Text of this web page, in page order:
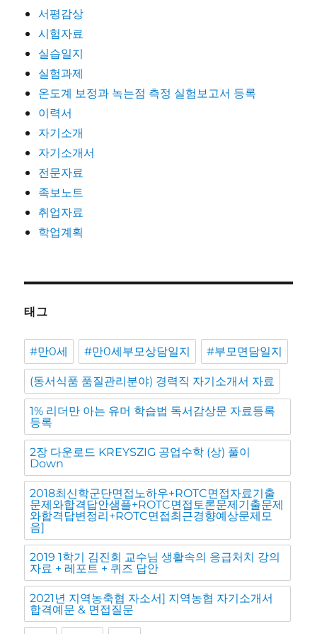
서평감상
시험자료
실습일지
실험과제
온도계 보정과 녹는점 측정 실험보고서 등록
이력서
자기소개
자기소개서
전문자료
족보노트
취업자료
학업계획
태그
#만0세 #만0세부모상담일지 #부모면담일지
(동서식품 품질관리분야) 경력직 자기소개서 자료
1% 리더만 아는 유머 학습법 독서감상문 자료등록
등록
2장 다운로드 KREYSZIG 공업수학 (상) 풀이
Down
2018최신학군단면접노하우+ROTC면접자료기출
문제와합격답안샘플+ROTC면접토론문제기출문제
와합격답변정리+ROTC면접최근경향예상문제모
음]
2019 1학기 김진회 교수님 생활속의 응급처치 강의
자료 + 레포트 + 퀴즈 답안
2021년 지역농축협 자소서] 지역농협 자기소개서
합격예문 & 면접질문